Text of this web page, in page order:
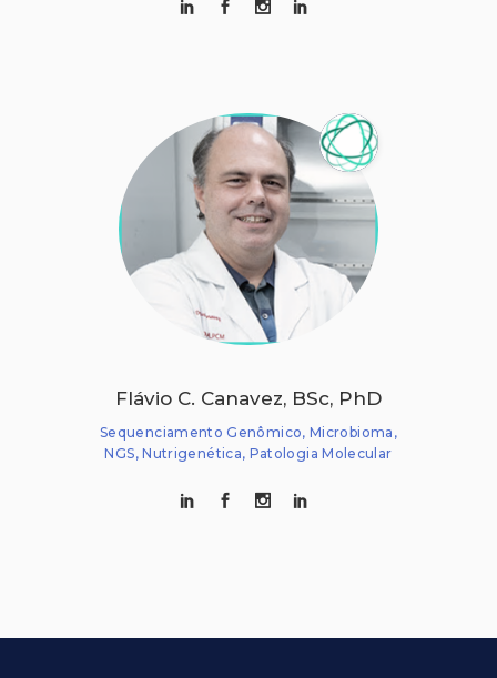
Flávio C. Canavez, BSc, PhD
Sequenciamento Genômico, Microbioma,
NGS, Nutrigenética, Patologia Molecular